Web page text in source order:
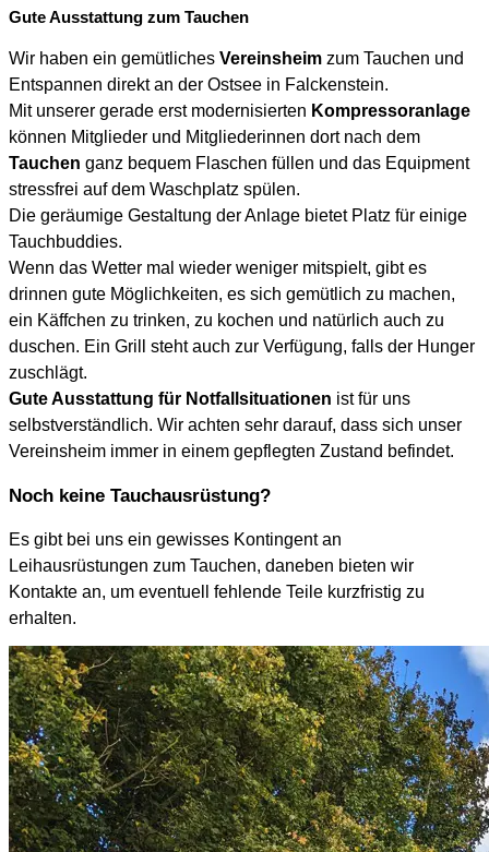
Gute Ausstattung zum Tauchen
Wir haben ein gemütliches Vereinsheim zum Tauchen und
Entspannen direkt an der Ostsee in Falckenstein.
Mit unserer gerade erst modernisierten Kompressoranlage
können Mitglieder und Mitgliederinnen dort nach dem
Tauchen ganz bequem Flaschen füllen und das Equipment
stressfrei auf dem Waschplatz spülen.
Die geräumige Gestaltung der Anlage bietet Platz für einige
Tauchbuddies.
Wenn das Wetter mal wieder weniger mitspielt, gibt es
drinnen gute Möglichkeiten, es sich gemütlich zu machen,
ein Käffchen zu trinken, zu kochen und natürlich auch zu
duschen. Ein Grill steht auch zur Verfügung, falls der Hunger
zuschlägt.
Gute Ausstattung für Notfallsituationen ist für uns
selbstverständlich. Wir achten sehr darauf, dass sich unser
Vereinsheim immer in einem gepflegten Zustand befindet.
Noch keine Tauchausrüstung?
Es gibt bei uns ein gewisses Kontingent an
Leihausrüstungen zum Tauchen, daneben bieten wir
Kontakte an, um eventuell fehlende Teile kurzfristig zu
erhalten.